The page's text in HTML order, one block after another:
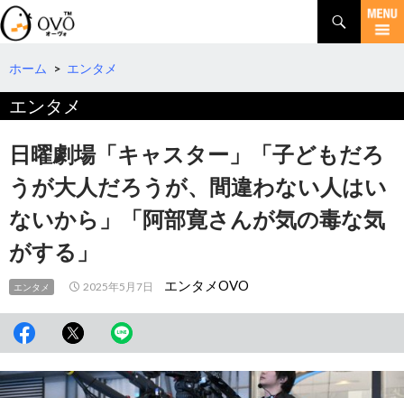
検
索
コ
テ
へ
ホーム > エンタメ
エンタメ
日曜劇場「キャスター」「子どもだろ
うが大人だろうが、間違わない人はい
ないから」「阿部寛さんが気の毒な気
がする」
エンタメ 2025年5月7日 エンタメOVO